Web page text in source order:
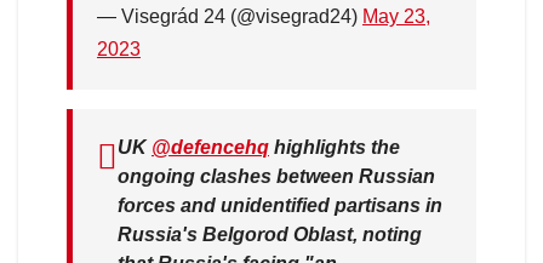
— Visegrád 24 (@visegrad24) May 23,
2023
UK @defencehq highlights the
ongoing clashes between Russian
forces and unidentified partisans in
Russia's Belgorod Oblast, noting